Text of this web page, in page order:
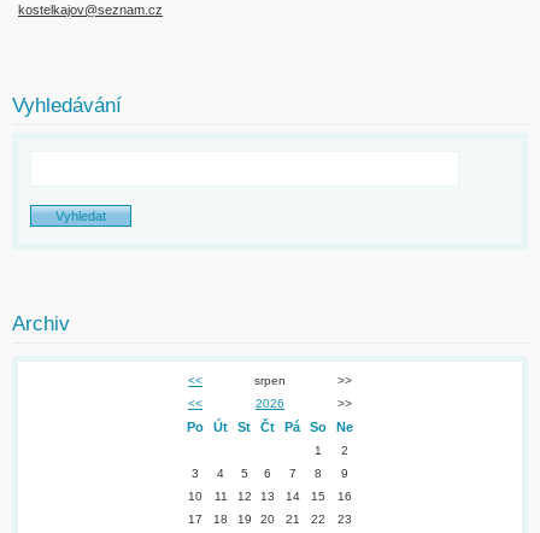
kostelkajov@seznam.cz
Vyhledávání
Archiv
<< srpen
>>
<<
2026 >>
Po Út St Čt Pá So Ne
1
2
3
4 5 6 7 8
9
10
11 12 13 14 15
16
17
18 19 20 21 22
23